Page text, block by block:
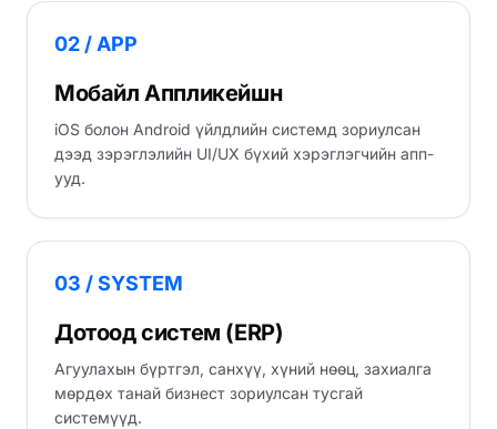
02 / APP
Мобайл Аппликейшн
iOS болон Android үйлдлийн системд зориулсан
дээд зэрэглэлийн UI/UX бүхий хэрэглэгчийн апп-
ууд.
03 / SYSTEM
Дотоод систем (ERP)
Агуулахын бүртгэл, санхүү, хүний нөөц, захиалга
мөрдөх танай бизнест зориулсан тусгай
системүүд.